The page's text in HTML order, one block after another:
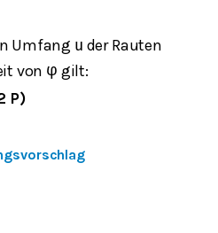
Umfang u der Rauten
von φ gilt:
P)